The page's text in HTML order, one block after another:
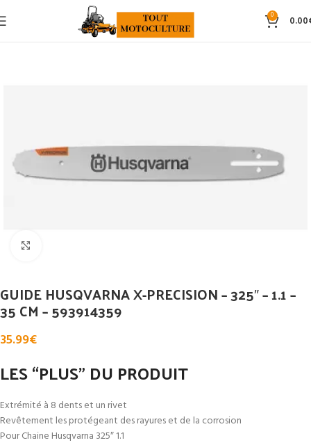
0 0.00
GUIDE HUSQVARNA X-PRECISION – 325″ – 1.1 –
35 CM – 593914359
35.99€
LES “PLUS” DU PRODUIT
Extrémité à 8 dents et un rivet
Revêtement les protégeant des rayures et de la corrosion
Pour Chaine Husqvarna 325″ 1.1